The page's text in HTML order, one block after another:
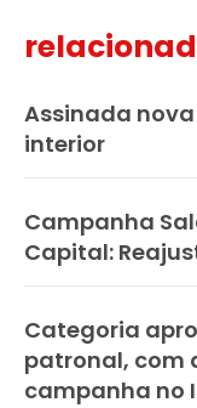
Assinada nova
interior
Campanha
Capital:
Categoria
patronal, com
campanha no